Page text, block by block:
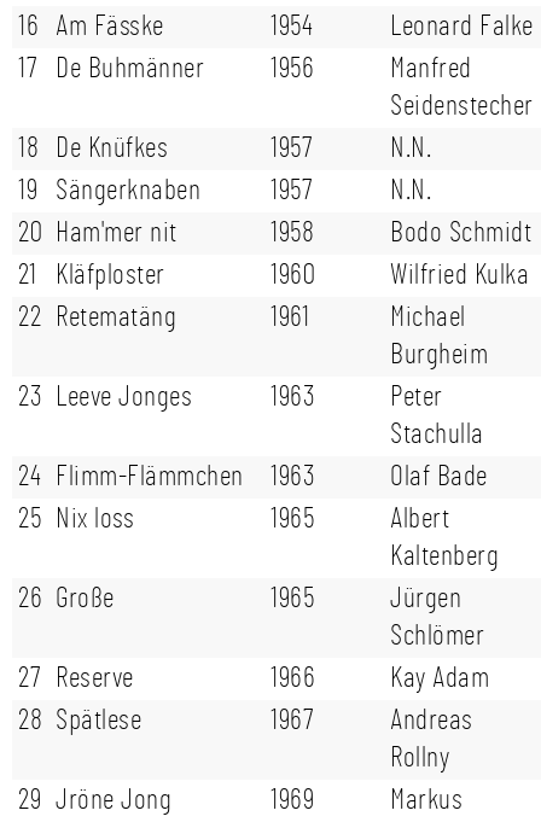
16
Am Fässke 1954
Leonard Falke
17
De Buhmänner 1956
Manfred
Seidenstecher
18
De Knüfkes 1957
N.N.
19
Sängerknaben 1957
N.N.
20 Ham'mer nit 1958
Bodo Schmidt
21
Kläfploster 1960
Wilfried Kulka
22 Retematäng 1961
Michael
Burgheim
23
Leeve Jonges 1963
Peter
Stachulla
24 Flimm-Flämmchen 1963
Olaf Bade
25 Nix loss 1965
Albert
Kaltenberg
26 Große 1965
Jürgen
Schlömer
27
Reserve 1966
Kay Adam
28 Spätlese 1967
Andreas
Rollny
29 Jröne Jong 1969
Markus